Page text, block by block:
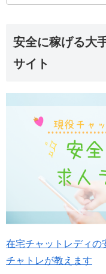
安全に稼げる大
サイト
在宅チャットレディの
チャトレが教えます